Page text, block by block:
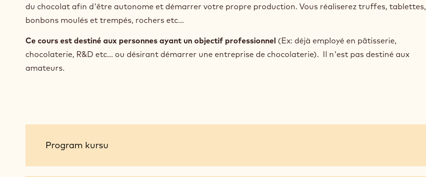
du chocolat afin d'être autonome et démarrer votre propre production. Vous réaliserez truffes, tablettes,
bonbons moulés et trempés, rochers etc...
Ce cours est destiné aux personnes ayant un objectif professionnel (Ex: déjà employé en pâtisserie,
chocolaterie, R&D etc... ou désirant démarrer une entreprise de chocolaterie). Il n'est pas destiné aux
amateurs.
Program
Program kursu